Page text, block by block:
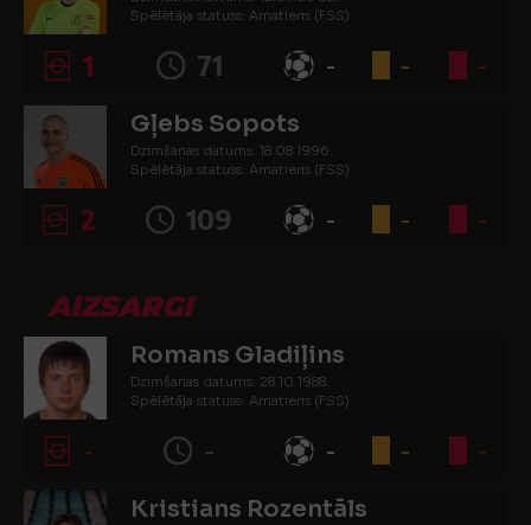
Spēlētāja statuss: Amatieris (FSS)
1 71 - - -
Gļebs Sopots
Dzimšanas datums: 18.08.1996.
Spēlētāja statuss: Amatieris (FSS)
2 109 - - -
AIZSARGI
Romans Gladiļins
Dzimšanas datums: 28.10.1988.
Spēlētāja statuss: Amatieris (FSS)
- - - - -
Kristians Rozentāls